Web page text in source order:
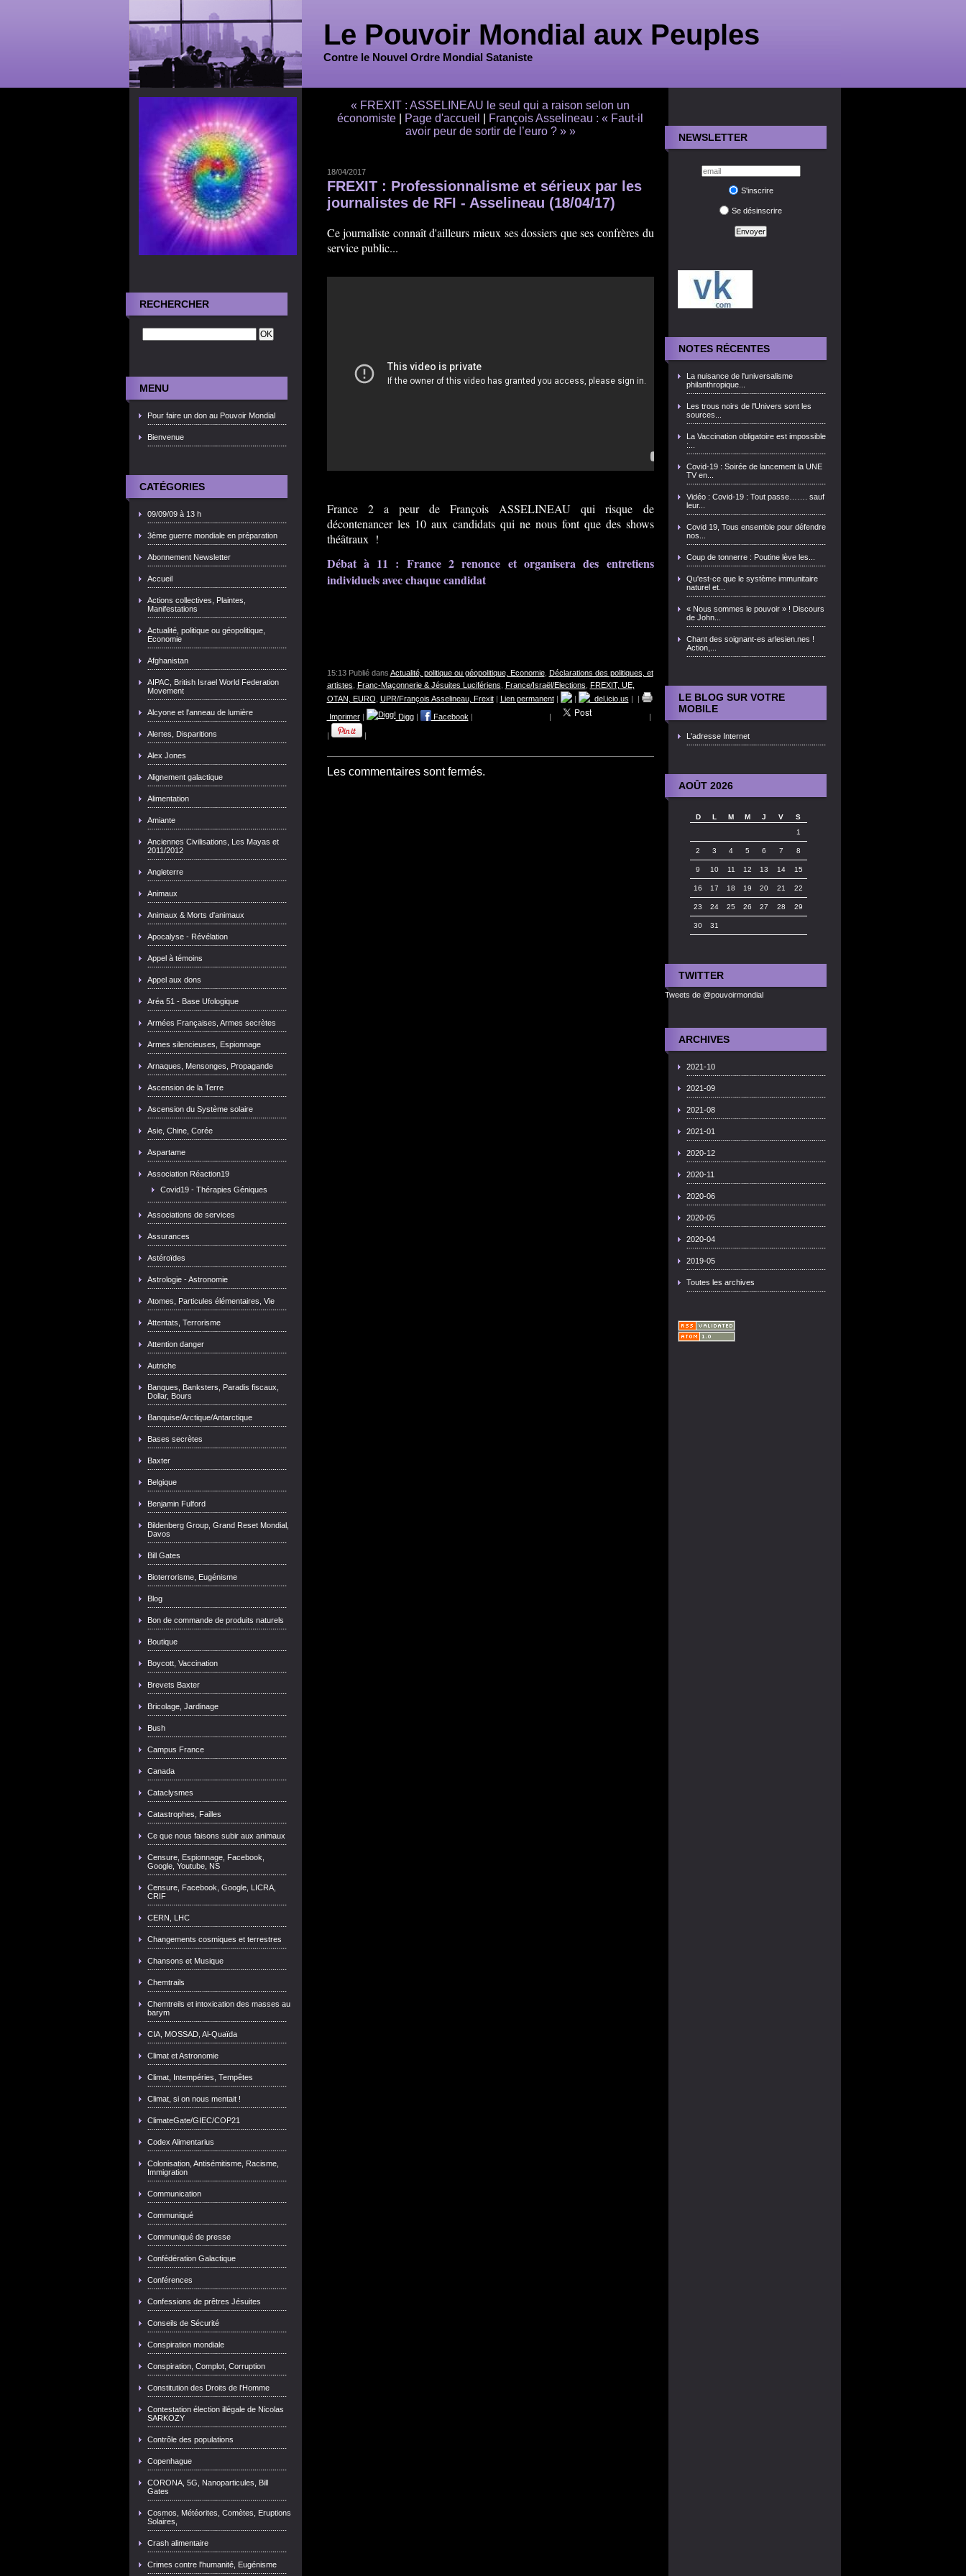
Le Pouvoir Mondial aux Peuples
Contre le Nouvel Ordre Mondial Sataniste
RECHERCHER
MENU
Pour faire un don au Pouvoir Mondial
Bienvenue
CATÉGORIES
09/09/09 à 13 h
3ème guerre mondiale en préparation
Abonnement Newsletter
Accueil
Actions collectives, Plaintes,
Manifestations
Actualité, politique ou géopolitique,
Economie
Afghanistan
AIPAC, British Israel World Federation
Movement
Alcyone et l'anneau de lumière
Alertes, Disparitions
Alex Jones
Alignement galactique
Alimentation
Amiante
Anciennes Civilisations, Les Mayas et
2011/2012
Angleterre
Animaux
Animaux & Morts d'animaux
Apocalyse - Révélation
Appel à témoins
Appel aux dons
Aréa 51 - Base Ufologique
Armées Françaises, Armes secrètes
Armes silencieuses, Espionnage
Arnaques, Mensonges, Propagande
Ascension de la Terre
Ascension du Système solaire
Asie, Chine, Corée
Aspartame
Association Réaction19
Covid19 - Thérapies Géniques
Associations de services
Assurances
Astéroïdes
Astrologie - Astronomie
Atomes, Particules élémentaires, Vie
Attentats, Terrorisme
Attention danger
Autriche
Banques, Banksters, Paradis fiscaux,
Dollar, Bours
Banquise/Arctique/Antarctique
Bases secrètes
Baxter
Belgique
Benjamin Fulford
Bildenberg Group, Grand Reset Mondial,
Davos
Bill Gates
Bioterrorisme, Eugénisme
Blog
Bon de commande de produits naturels
Boutique
Boycott, Vaccination
Brevets Baxter
Bricolage, Jardinage
Bush
Campus France
Canada
Cataclysmes
Catastrophes, Failles
Ce que nous faisons subir aux animaux
Censure, Espionnage, Facebook,
Google, Youtube, NS
Censure, Facebook, Google, LICRA,
CRIF
CERN, LHC
Changements cosmiques et terrestres
Chansons et Musique
Chemtrails
Chemtreils et intoxication des masses au
barym
CIA, MOSSAD, Al-Quaïda
Climat et Astronomie
Climat, Intempéries, Tempêtes
Climat, si on nous mentait !
ClimateGate/GIEC/COP21
Codex Alimentarius
Colonisation, Antisémitisme, Racisme,
Immigration
Communication
Communiqué
Communiqué de presse
Confédération Galactique
Conférences
Confessions de prêtres Jésuites
Conseils de Sécurité
Conspiration mondiale
Conspiration, Complot, Corruption
Constitution des Droits de l'Homme
Contestation élection illégale de Nicolas
SARKOZY
Contrôle des populations
Copenhague
CORONA, 5G, Nanoparticules, Bill
Gates
Cosmos, Météorites, Comètes, Eruptions
Solaires,
Crash alimentaire
Crimes contre l'humanité, Eugénisme
NEWSLETTER
S'inscrire
Se désinscrire
NOTES RÉCENTES
La nuisance de l'universalisme
philanthropique...
Les trous noirs de l'Univers sont les
sources...
La Vaccination obligatoire est impossible
:...
Covid-19 : Soirée de lancement la UNE
TV en...
Vidéo : Covid-19 : Tout passe……. sauf
leur...
Covid 19, Tous ensemble pour défendre
nos...
Coup de tonnerre : Poutine lève les...
Qu'est-ce que le système immunitaire
naturel et...
« Nous sommes le pouvoir » ! Discours
de John...
Chant des soignant-es arlesien.nes !
Action,...
LE BLOG SUR VOTRE
MOBILE
L'adresse Internet
AOÛT 2026
D L M M J V
S
1
2 3 4 5 6 7 8
9 10 11 12 13 14 15
16 17 18 19 20 21 22
23 24 25 26 27 28 29
30 31
TWITTER
Tweets de @pouvoirmondial
ARCHIVES
2021-10
2021-09
2021-08
2021-01
2020-12
2020-11
2020-06
2020-05
2020-04
2019-05
Toutes les archives
« FREXIT : ASSELINEAU le seul qui a raison selon un
économiste
Page d'accueil
François Asselineau : « Faut-il
avoir peur de sortir de l’euro ? » »
18/04/2017
FREXIT : Professionnalisme et sérieux par les
journalistes de RFI - Asselineau (18/04/17)
Ce journaliste connaît d'ailleurs mieux ses dossiers que ses confrères du
service public...
France 2 a peur de François ASSELINEAU qui risque de
décontenancer les 10 aux candidats qui ne nous font que des shows
théâtraux !
Débat à 11 : France 2 renonce et organisera des entretiens
individuels avec chaque candidat
15:13 Publié dans Actualité, politique ou géopolitique, Economie, Déclarations des politiques, et
artistes Franc-Maçonnerie & Jésuites Lucifériens France/Israël/Elections FREXIT, UE,
OTAN, EURO UPR/François Asselineau, Frexit| Lien permanent| | del.icio.us | |
Imprimer| Digg| Facebook | | |
| |
Les commentaires sont fermés.